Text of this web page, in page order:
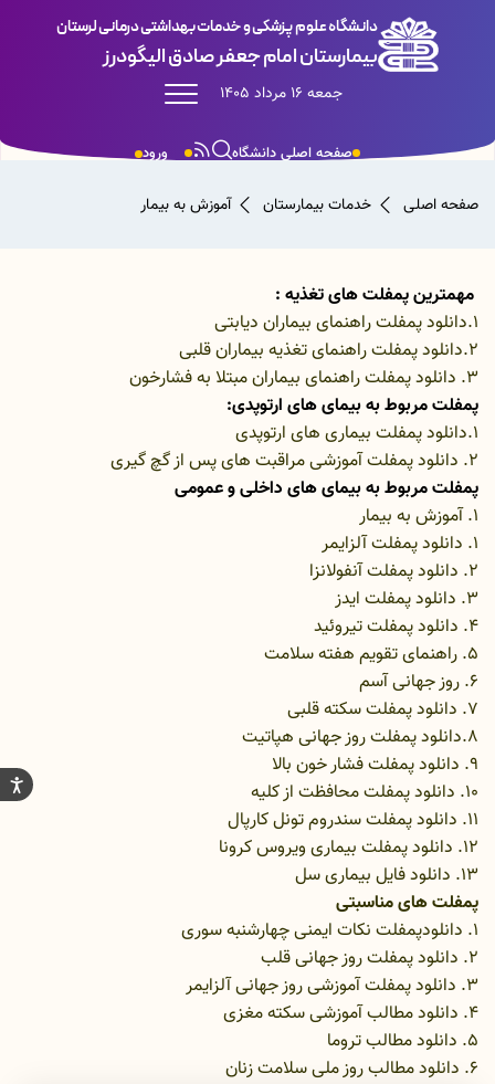
دانشگاه علوم پزشکی و خدمات بهداشتی درمانی لرستان
بیمارستان امام جعفر صادق الیگودرز
جمعه 16 مرداد 1405
ورود صفحه اصلی دانشگاه
صفحه اصلی خدمات بیمارستان آموزش به بیمار
مهمترین پمفلت های تغذیه :
1.دانلود پمفلت راهنمای بیماران دیابتی
2.دانلود پمفلت راهنمای تغذیه بیماران قلبی
3. دانلود پمفلت راهنمای بیماران مبتلا به فشارخون
پمفلت مربوط به بیمای های ارتوپدی:
1.دانلود پمفلت بیماری های ارتوپدی
2. دانلود پمفلت آموزشی مراقبت های پس از گچ گیری
پمفلت مربوط به بیمای های داخلی و عمومی
1. آموزش به بیمار
1. دانلود پمفلت آلزایمر
2. دانلود پمفلت آنفولانزا
3. دانلود پمفلت ایدز
4. دانلود پمفلت تیروئید
5. راهنمای تقویم هفته سلامت
6. روز جهانی آسم
7. دانلود پمفلت سکته قلبی
8.دانلود پمفلت روز جهانی هپاتیت
9. دانلود پمفلت فشار خون بالا
10. دانلود پمفلت محافظت از کلیه
11. دانلود پمفلت سندروم تونل کارپال
12. دانلود پمفلت بیماری ویروس کرونا
13. دانلود فایل بیماری سل
پمفلت های مناسبتی
1. دانلودپمفلت نکات ایمنی چهارشنبه سوری
2. دانلود پمفلت روز جهانی قلب
3. دانلود پمفلت آموزشی روز جهانی آلزایمر
4. دانلود مطالب آموزشی سکته مغزی
5. دانلود مطالب تروما
6. دانلود مطالب روز ملی سلامت زنان